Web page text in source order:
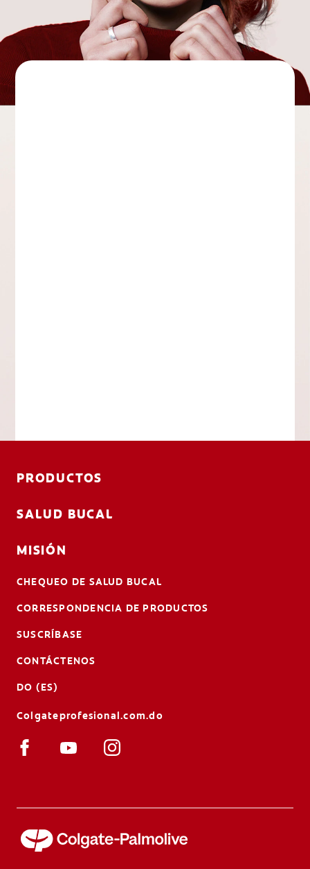
PRODUCTOS
SALUD BUCAL
MISIÓN
CHEQUEO DE SALUD BUCAL
CORRESPONDENCIA DE PRODUCTOS
SUSCRÍBASE
CONTÁCTENOS
DO (ES)
Colgateprofesional.com.do